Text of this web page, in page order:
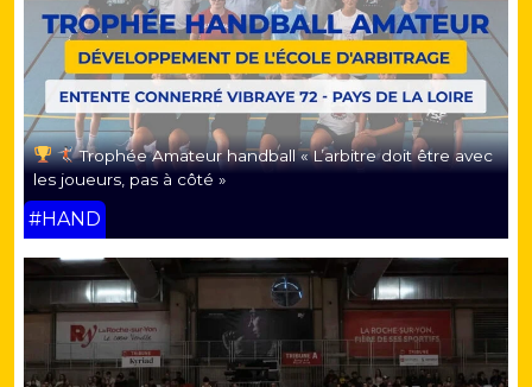
Trophée Amateur handball « L’arbitre doit être avec
les joueurs, pas à côté »
#HAND